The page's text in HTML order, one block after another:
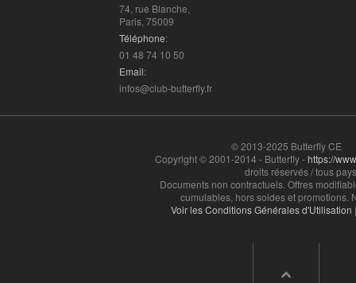
74, rue Blanche,
Paris, 75009
Téléphone:
01 48 74 10 50
Email:
infos@club-butterfly.fr
© 2013-2025 Butterfly CE
Copyright © 2001-2014 - Butterfly -https://
droits réservés / tous
Documents non contractuels. Offres
cumulables, hors soldes et promotions.
Voir les Conditions Générales d'Utilisation